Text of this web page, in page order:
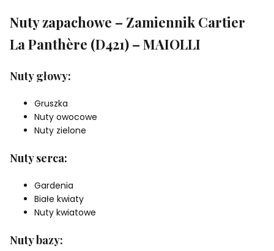
Nuty zapachowe – Zamiennik Cartier
La Panthère (D421) – MAIOLLI
Nuty głowy:
Gruszka
Nuty owocowe
Nuty zielone
Nuty serca:
Gardenia
Białe kwiaty
Nuty kwiatowe
Nuty bazy: